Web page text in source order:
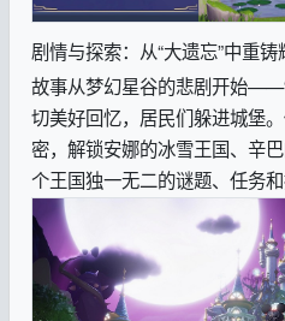
剧情与探索：从“大遗忘”中重铸
故事从梦幻星谷的悲剧开始
切美好回忆，居民们躲进城堡
密，解锁安娜的冰雪王国、辛
个王国独一无二的谜题、任务